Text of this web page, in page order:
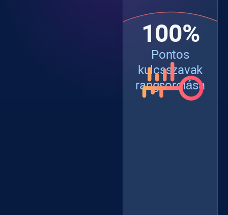
100%
Pontos
kulcsszavak
rangsorolása